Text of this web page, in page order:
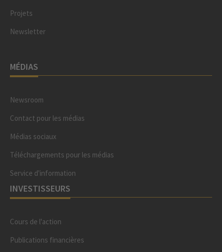
Projets
Newsletter
MÉDIAS
Newsroom
Contact pour les médias
Médias sociaux
Téléchargements pour les médias
Service d'information
INVESTISSEURS
Cours de l'action
Publications financières